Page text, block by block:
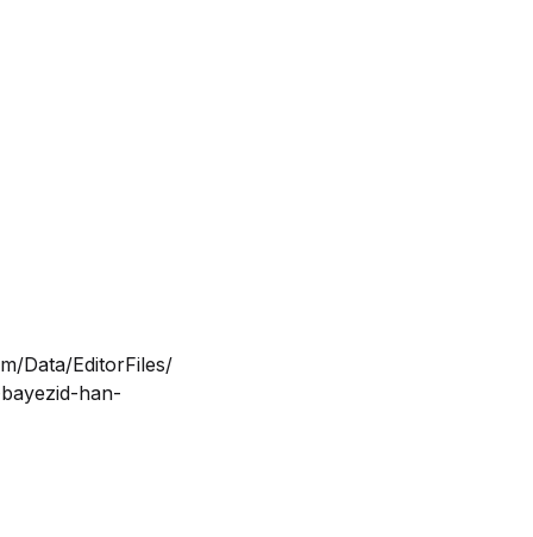
Data/EditorFiles/
han-